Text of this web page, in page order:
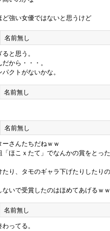
強い女優ではないと思うけど
名前無し
と思う。
から・・・。
クトがないかな。
名前無し
名前無し
さんたちだねｗｗ
「ほこｘたて」でなんかの賞をとっ
たり、タモのギャラ下げたりしたり
ないで受賞したのはほめてあげるｗ
名前無し
ってる。